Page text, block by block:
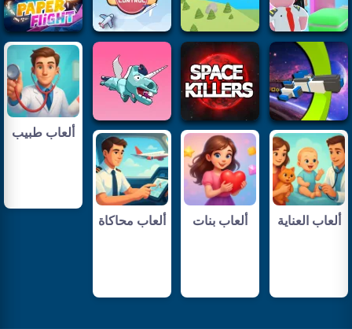
ألعاب طبيب
ألعاب العناية ألعاب بنات ألعاب محاكاة